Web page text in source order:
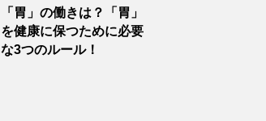
「胃」の働きは？「胃」
を健康に保つために必要
な3つのルール！